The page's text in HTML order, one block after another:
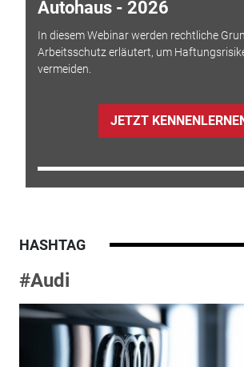
Autohaus - 2026
In diesem Webinar werden rechtliche
Arbeitsschutz erläutert, um
vermeiden.
JETZT
HASHTAG
#Audi